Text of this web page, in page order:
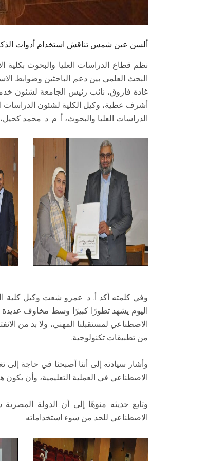
ألسن عين شمس تناقش استخدام أدوات
نظم قطاع الدراسات العليا والبحوث
البحث العلمي بين دعم الباحثين وضوابط
غادة فاروق، نائب رئيس الجامعة لشئون
أشرف عطية، وكيل الكلية لشئون الدراسات
الدراسات العليا والبحوث، أ. م. د. محمد
وفي كلمته أكد أ. د. عمرو شعت وكيل كلية
اليوم يشهد تطورًا كبيرًا وسط مخاوف
الاصطناعي لمستقبلنا المهني، ولا بد من
من تطبيقات تكنولوجية.
وأشار سيادته إلى أننا أصبحنا في حاجة
الاصطناعي في العملية التعليمية، وأن
الاصطناعي للحد من سوء استخداماته.